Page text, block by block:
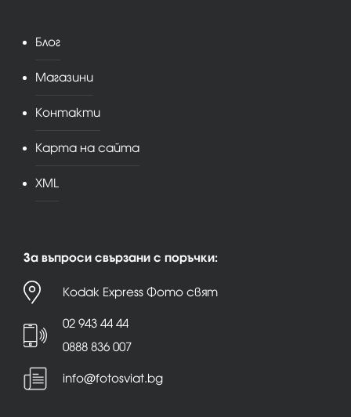
Блог
Магазини
Контакти
Карта на сайта
XML
За въпроси свързани с поръчки:
Kodak Express Фото свят
02 943 44 44
0888 836 007
info@fotosviat.bg